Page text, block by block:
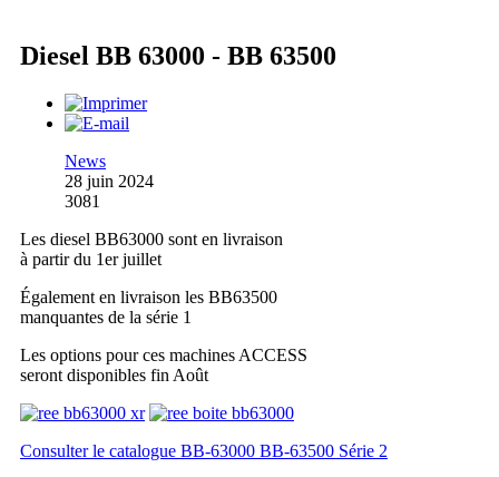
Diesel BB 63000 - BB 63500
News
28 juin 2024
3081
Les diesel BB63000 sont en livraison
à partir du 1er juillet
Également en livraison les BB63500
manquantes de la série 1
Les options pour ces machines ACCESS
seront disponibles fin Août
Consulter le catalogue BB-63000 BB-63500 Série 2